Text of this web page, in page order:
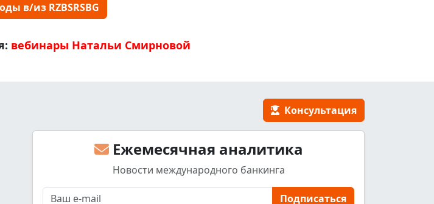
в/из RZBSRSBG
вебинары Натальи Смирновой
Консультация
Ежемесячная аналитика
Новости международного банкинга
Подписаться